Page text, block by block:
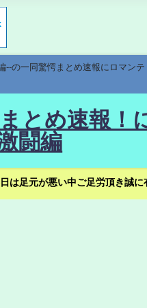
の一同驚愕まとめ速報にロマン
とめ速報！
闘編
足元が悪い中ご足労頂き誠に